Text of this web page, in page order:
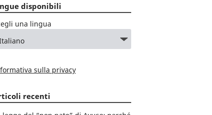
disponibili
una lingua
sulla privacy
recenti